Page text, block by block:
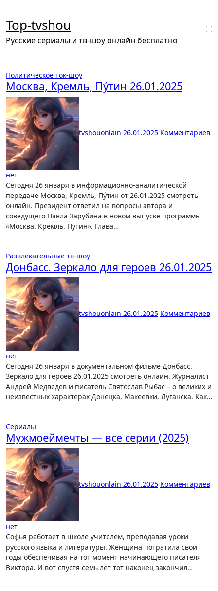
содержанию
Top-tvshou
Русские сериалы и тв-шоу онлайн бесплатно
Политическое ток-шоу
Москва, Кремль, Пýтин 26.01.2025
tvshouonlain 26.01.2025 Комментариев
нет
Сегодня 26 января в информационно-аналитической
передаче Москва, Кремль, Пýтин от 26.01.2025 смотреть
онлайн. Президент ответил на вопросы автора и
соведущего Павла Зарубина в новом выпуске программы
«Москва. Кремль. Путин». Глава…
Развлекательные тв-шоу
Донбасс. Зеркало для героев 26.01.2025
tvshouonlain 26.01.2025 Комментариев
нет
Сегодня 26 января в документальном фильме Донбасс.
Зеркало для героев 26.01.2025 смотреть онлайн. Журналист
Андрей Медведев и писатель Святослав Рыбас – о великих и
неизвестных характерах Донецка, Макеевки, Луганска. Как…
Сериалы
Мужмоеймечты — все серии (2025)
tvshouonlain 26.01.2025 Комментариев
нет
Софья работает в школе учителем, преподавая уроки
русского языка и литературы. Женщина потратила свои
годы обеспечивая на тот момент начинающего писателя
Виктора. И вот спустя семь лет тот наконец закончил…